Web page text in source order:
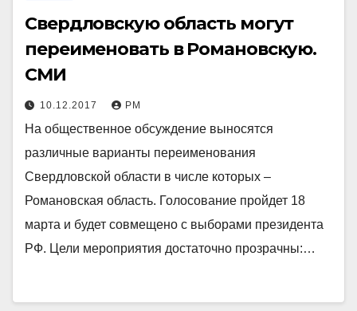
Свердловскую область могут
переименовать в Романовскую.
СМИ
10.12.2017 РМ
На общественное обсуждение выносятся
различные варианты переименования
Свердловской области в числе которых –
Романовская область. Голосование пройдет 18
марта и будет совмещено с выборами президента
РФ. Цели мероприятия достаточно прозрачны:…